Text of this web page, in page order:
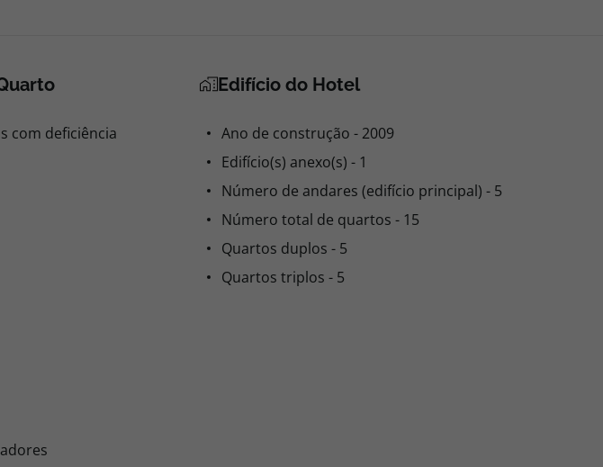
com deficiência
Edifício do Hotel
Ano de construção - 2009
Edifício(s) anexo(s) - 1
Número de andares (edifício principal) - 5
Número total de quartos - 15
Quartos duplos - 5
Quartos triplos - 5